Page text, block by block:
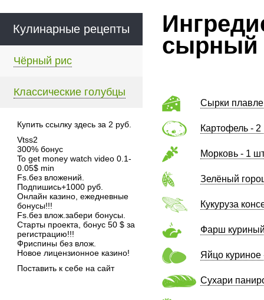
Кулинарные рецепты
Чёрный рис
Классические голубцы
Купить ссылку здесь за 2 руб.
Vtss2
300% бонус
To get money watch video 0.1-
0.05$ min
Fs.без вложений.
Подпишись+1000 руб.
Онлайн казино, ежедневные
бонусы!!!
Fs.без влож.забери бонусы.
Старты проекта, бонус 50 $ за
регистрацию!!!
Фриспины без влож.
Новое лицензионное казино!
Поставить к себе на сайт
сырный
Сырки
Картофель - 2
Морковь - 1
Зелёный
Кукуруза
Фарш
Яйцо куриное
Сухари